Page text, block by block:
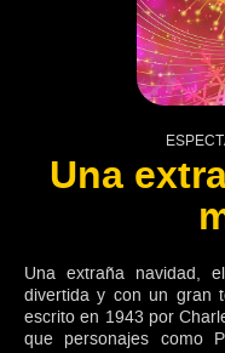
Una
Una extraña navidad,
divertida y con un gran
escrito en 1943 por
que personajes como